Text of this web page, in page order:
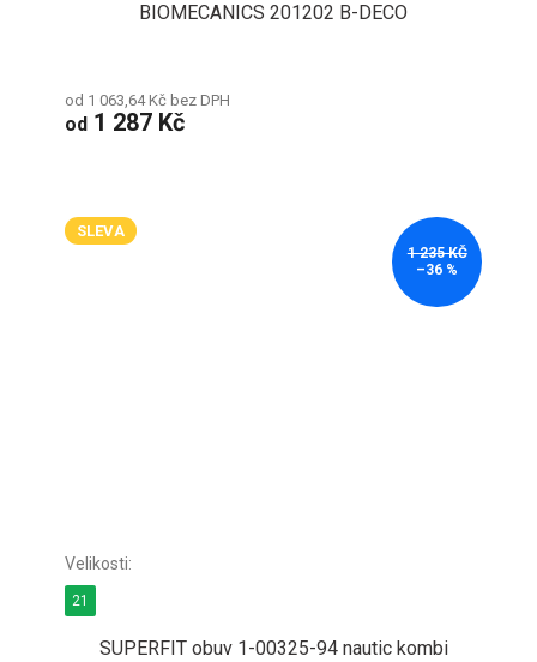
BIOMECANICS 201202 B-DECO
od 1 063,64 Kč bez DPH
od 1 287 Kč
SLEVA
1 235 KČ
–36 %
SUPERFIT obuv 1-00325-94 nautic kombi
21